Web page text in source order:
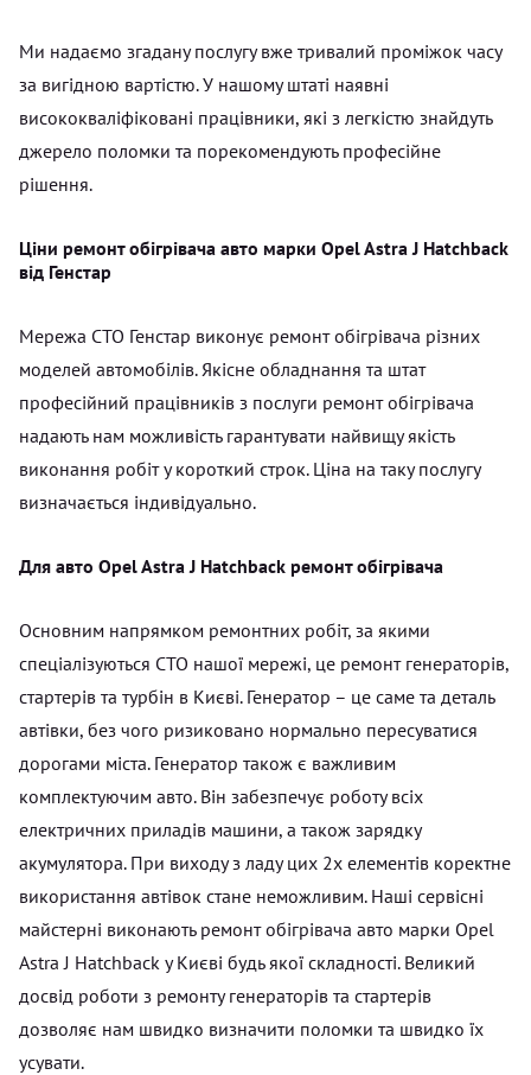
Ми надаємо згадану послугу вже тривалий проміжок часу
за вигідною вартістю. У нашому штаті наявні
висококваліфіковані працівники, які з легкістю знайдуть
джерело поломки та порекомендують професійне
рішення.
Ціни ремонт обігрівача авто марки Opel Astra J Hatchback
від Генстар
Мережа СТО Генстар виконує ремонт обігрівача різних
моделей автомобілів. Якісне обладнання та штат
професійний працівників з послуги ремонт обігрівача
надають нам можливість гарантувати найвищу якість
виконання робіт у короткий строк. Ціна на таку послугу
визначається індивідуально.
Для авто Opel Astra J Hatchback ремонт обігрівача
Основним напрямком ремонтних робіт, за якими
спеціалізуються СТО нашої мережі, це ремонт генераторів,
стартерів та турбін в Києві. Генератор – це саме та деталь
автівки, без чого ризиковано нормально пересуватися
дорогами міста. Генератор також є важливим
комплектуючим авто. Він забезпечує роботу всіх
електричних приладів машини, а також зарядку
акумулятора. При виходу з ладу цих 2х елементів коректне
використання автівок стане неможливим. Наші сервісні
майстерні виконають ремонт обігрівача авто марки Opel
Astra J Hatchback у Києві будь якої складності. Великий
досвід роботи з ремонту генераторів та стартерів
дозволяє нам швидко визначити поломки та швидко їх
усувати.